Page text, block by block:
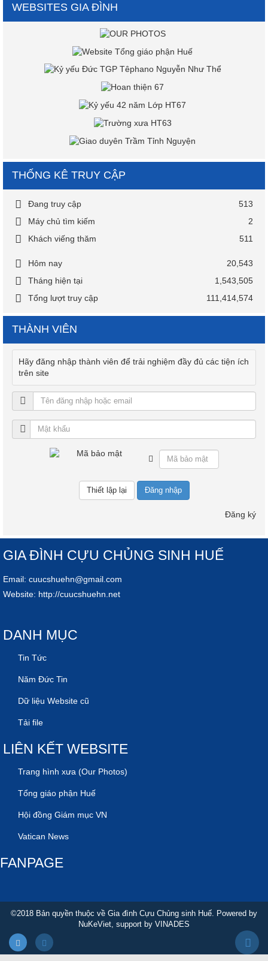
WEBSITES GIA ĐÌNH
THỐNG KÊ TRUY CẬP
Đang truy cập
513
Máy chủ tìm kiếm
2
Khách viếng thăm
511
Hôm nay
20,543
Tháng hiện tại
1,543,505
Tổng lượt truy cập
111,414,574
THÀNH VIÊN
Hãy đăng nhập thành viên để trải nghiệm đầy đủ các tiện ích
trên site
Đăng nhập
Đăng ký
GIA ĐÌNH CỰU CHỦNG SINH HUẾ
Email: cuucshuehn@gmail.com
Website: http://cuucshuehn.net
DANH MỤC
Tin Tức
Năm Đức Tin
Dữ liệu Website cũ
Tải file
LIÊN KẾT WEBSITE
Trang hình xưa (Our Photos)
Tổng giáo phận Huế
Hội đồng Giám mục VN
Vatican News
FANPAGE
©2018 Bản quyền thuộc về Gia đình Cựu Chủng sinh Huế. Powered by
NuKeViet , support by VINADES